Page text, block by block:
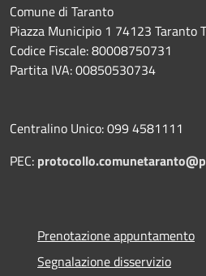
Comune di Taranto
Piazza Municipio 1 74123 Taranto
Codice Fiscale: 80008750731
Partita IVA: 00850530734
Centralino Unico: 099 4581111
PEC:
Prenotazione appuntamento
Segnalazione disservizio